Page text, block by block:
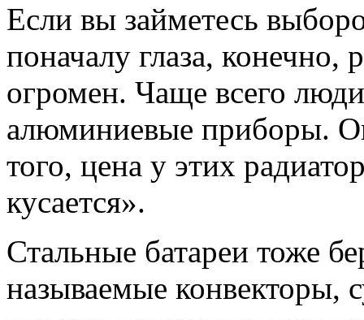
Если вы займетесь
поначалу глаза, конечно,
огромен. Чаще всего
алюминиевые приборы.
того, цена у этих
кусается».
Стальные батареи тоже
называемые конвекторы,